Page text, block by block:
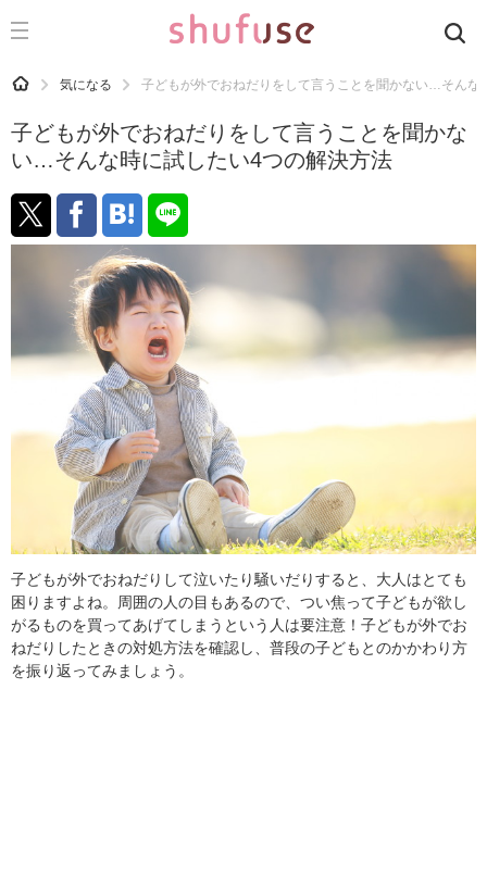
CATEGORY 記事カテゴリ
運気
洗濯
生活の知恵
掃除
マナー
食材辞典
おすすめ
HOME 気になる 子どもが外でおねだりをして言うことを聞かない…そんな
子どもが外でおねだりをして言うことを聞かな
い…そんな時に試したい4つの解決方法
子どもが外でおねだりして泣いたり騒いだりすると、大人はとても
困りますよね。周囲の人の目もあるので、つい焦って子どもが欲し
がるものを買ってあげてしまうという人は要注意！子どもが外でお
ねだりしたときの対処方法を確認し、普段の子どもとのかかわり方
を振り返ってみましょう。